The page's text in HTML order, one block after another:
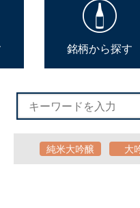
銘柄から探す
純米大吟醸 大